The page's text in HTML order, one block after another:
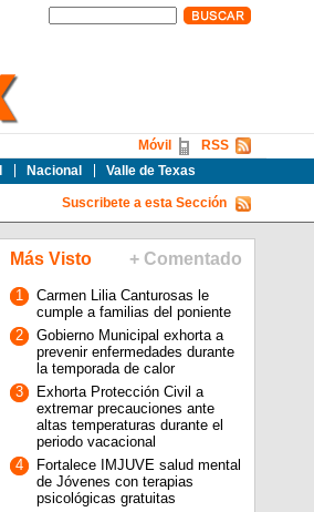
Nacional Valle de Texas
RSS
Móvil
Suscribete a esta Sección
Más Visto + Comentado
1
Carmen Lilia Canturosas le
cumple a familias del poniente
2
Gobierno Municipal exhorta a
prevenir enfermedades durante
la temporada de calor
3
Exhorta Protección Civil a
extremar precauciones ante
altas temperaturas durante el
periodo vacacional
4
Fortalece IMJUVE salud mental
de Jóvenes con terapias
psicológicas gratuitas